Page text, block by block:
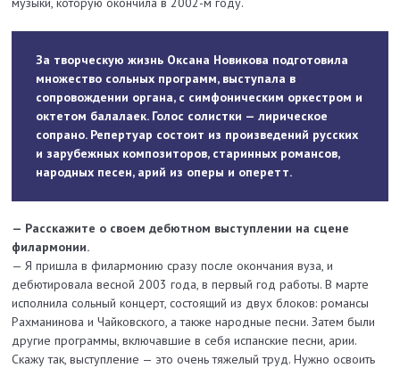
За творческую жизнь Оксана Новикова подготовила
множество сольных программ, выступала в
сопровождении органа, с симфоническим оркестром и
октетом балалаек. Голос солистки — лирическое
сопрано. Репертуар состоит из произведений русских
и зарубежных композиторов, старинных романсов,
народных песен, арий из оперы и оперетт.
— Расскажите о своем дебютном выступлении на сцене
филармонии.
— Я пришла в филармонию сразу после окончания вуза, и
дебютировала весной 2003 года, в первый год работы. В марте
исполнила сольный концерт, состоящий из двух блоков: романсы
Рахманинова и Чайковского, а также народные песни. Затем были
другие программы, включавшие в себя испанские песни, арии.
Скажу так, выступление — это очень тяжелый труд. Нужно освоить